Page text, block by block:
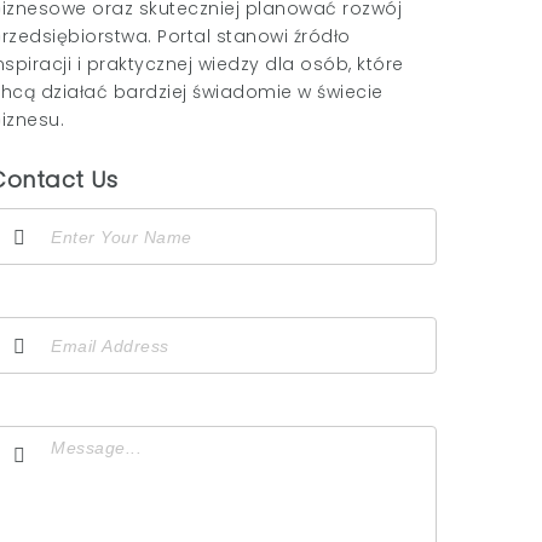
oraz skuteczniej planować rozwój
Portal stanowi źródło
i praktycznej wiedzy dla osób, które
działać bardziej świadomie w świecie
Us